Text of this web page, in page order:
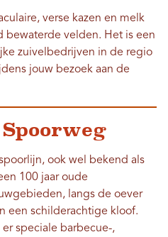
verse kazen en melk
bewaterde velden. Het is een
zuivelbedrijven in de regio
jouw bezoek aan de
ook wel bekend als
100 jaar oude
langs de oever
een schilderachtige kloof.
er speciale barbecue-,